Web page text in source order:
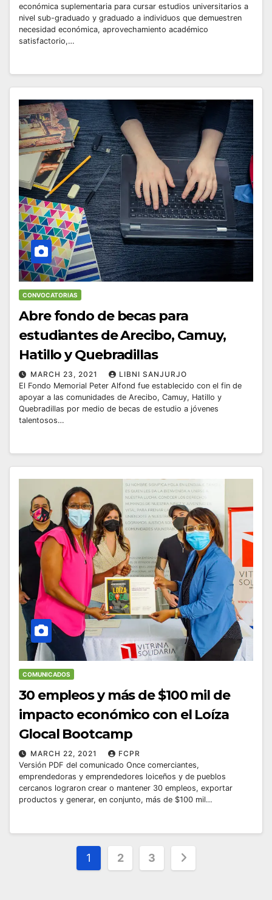
económica suplementaria para cursar estudios universitarios a
nivel sub-graduado y graduado a individuos que demuestren
necesidad económica, aprovechamiento académico
satisfactorio,…
CONVOCATORIAS
Abre fondo de becas para
estudiantes de Arecibo, Camuy,
Hatillo y Quebradillas
MARCH 23, 2021
LIBNI SANJURJO
El Fondo Memorial Peter Alfond fue establecido con el fin de
apoyar a las comunidades de Arecibo, Camuy, Hatillo y
Quebradillas por medio de becas de estudio a jóvenes
talentosos…
COMUNICADOS
30 empleos y más de $100 mil de
impacto económico con el Loíza
Glocal Bootcamp
MARCH 22, 2021
FCPR
Versión PDF del comunicado Once comerciantes,
emprendedoras y emprendedores loiceños y de pueblos
cercanos lograron crear o mantener 30 empleos, exportar
productos y generar, en conjunto, más de $100 mil…
Posts
pagination
1 2 3